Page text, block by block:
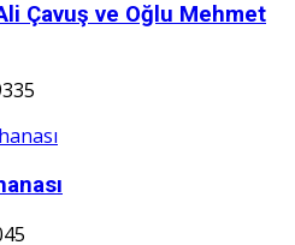
Çavuş ve Oğlu Mehmet